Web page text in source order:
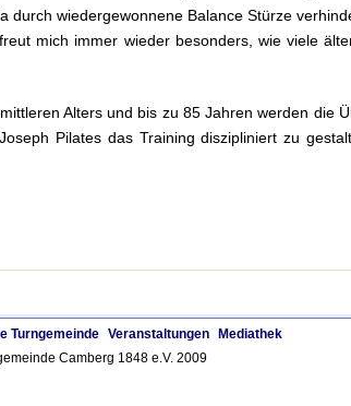
durch wiedergewonnene Balance Stürze
mich immer wieder besonders, wie viele
Alters und bis zu 85 Jahren werden die
Pilates das Training diszipliniert zu
Turngemeinde Veranstaltungen
Mediathek
Camberg 1848 e.V. 2009